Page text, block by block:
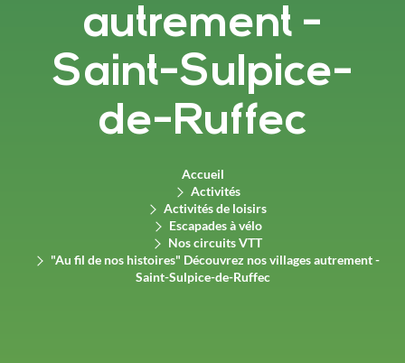
autrement -
Saint-Sulpice-
de-Ruffec
Accueil
Activités
Activités de loisirs
Escapades à vélo
Nos circuits VTT
"Au fil de nos histoires" Découvrez nos villages autrement -
Saint-Sulpice-de-Ruffec